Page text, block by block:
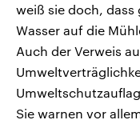
weiß sie doch, dass
Wasser auf die
Auch der Verweis
Sie warnen vor